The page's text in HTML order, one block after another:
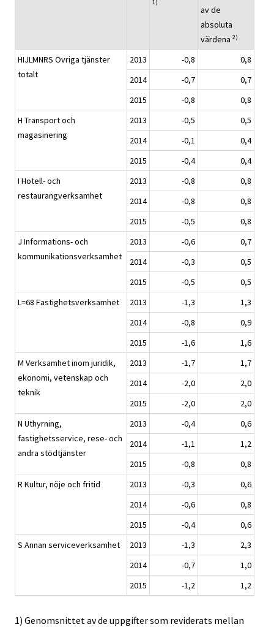
1)
av de
absoluta
värdena 2)
HIJLMNRS Övriga tjänster
totalt
2013 -0,8
0,8
2014
-0,7
0,7
2015
-0,8
0,8
H Transport och
magasinering
2013 -0,5
0,5
2014
-0,1
0,4
2015
-0,4
0,4
I Hotell- och
restaurangverksamhet
2013 -0,8
0,8
2014
-0,8
0,8
2015
-0,5
0,8
J Informations- och
kommunikationsverksamhet
2013 -0,6
0,7
2014
-0,3
0,5
2015
-0,5
0,5
L=68 Fastighetsverksamhet
2013 -1,3
1,3
2014
-0,8
0,9
2015
-1,6
1,6
M Verksamhet inom juridik,
ekonomi, vetenskap och
teknik
2013 -1,7
1,7
2014
-2,0
2,0
2015
-2,0
2,0
N Uthyrning,
fastighetsservice, rese- och
andra stödtjänster
2013 -0,4
0,6
2014
-1,1
1,2
2015
-0,8
0,8
R Kultur, nöje och fritid
2013 -0,3
0,6
2014
-0,6
0,8
2015
-0,4
0,6
S Annan serviceverksamhet
2013 -1,3
2,3
2014
-0,7
1,0
2015
-1,2 1,2
1) Genomsnittet av de uppgifter som reviderats mellan